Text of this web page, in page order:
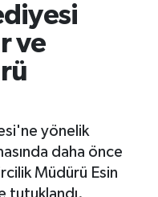
ve
yönelik
daha önce
Müdürü Esin